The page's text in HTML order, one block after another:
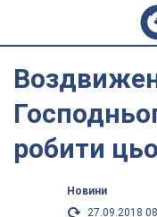
робити
Новини
27.09.2018